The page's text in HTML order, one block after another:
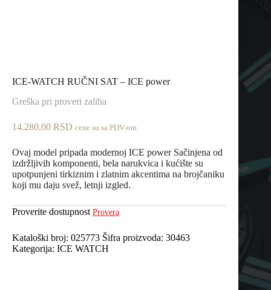
ICE-WATCH RUČNI SAT – ICE power
Greška pri proveri zaliha
14.280,00 RSD cene su sa PDV-om
Ovaj model pripada modernoj ICE power Sačinjena od
izdržljivih komponenti, bela narukvica i kućište su
upotpunjeni tirkiznim i zlatnim akcentima na brojčaniku
koji mu daju svež, letnji izgled.
Proverite dostupnost Provera
Kataloški broj: 025773 Šifra proizvoda: 30463
Kategorija: ICE WATCH